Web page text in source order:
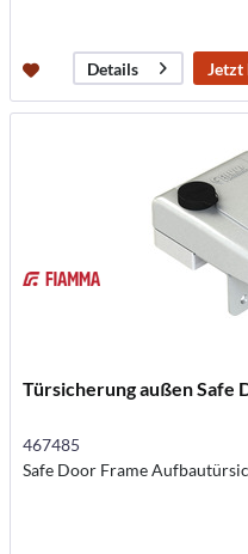
Details Jetzt
Türsicherung außen Safe
467485
Safe Door Frame